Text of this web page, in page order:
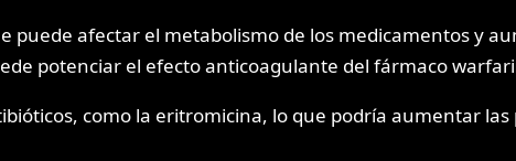
puede afectar el metabolismo de los medicamentos y
potenciar el efecto anticoagulante del fármaco
como la eritromicina, lo que podría aumentar